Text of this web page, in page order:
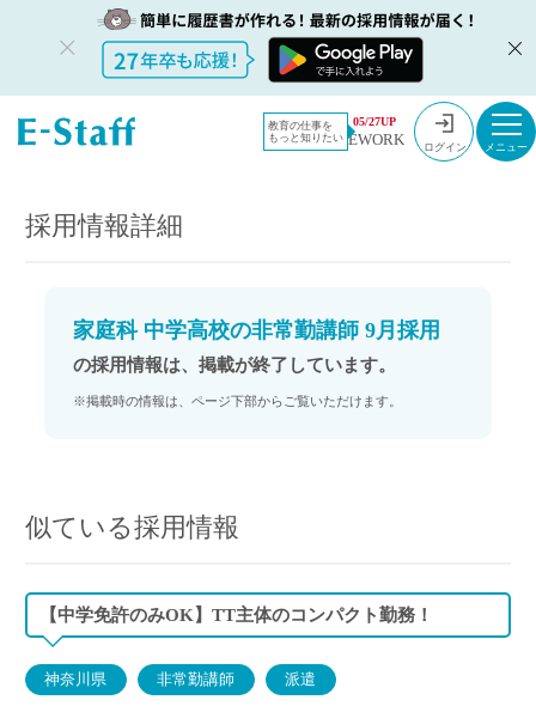
教育の仕事を
もっと知りたい
05/27UP
EWORK ログイン
教員採用情
報のイー・
採用情報
家庭科 中学高校の非常勤講師 9月採用
採用情報詳細
家庭科 中学高校の非常勤講師 9月採用
の採用情報は、掲載が終了しています。
※掲載時の情報は、ページ下部からご覧いただけます。
似ている採用情報
【中学免許のみOK】TT主体のコンパクト勤務！
神奈川県 非常勤講師 派遣